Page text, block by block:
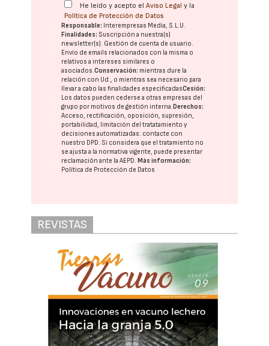
He leído y acepto elAviso Legal y la
Política de Protección de Datos
Responsable: Interempresas Media, S.L.U.
Finalidades: Suscripción a nuestra(s)
newsletter(s). Gestión de cuenta de usuario.
Envío de emails relacionados con la misma o
relativos a intereses similares o
asociados.Conservación: mientras dure la
relación con Ud., o mientras sea necesario para
llevar a cabo las finalidades especificadasCesión:
Los datos pueden cederse a otras empresas del
grupo por motivos de gestión interna.Derechos:
Acceso, rectificación, oposición, supresión,
portabilidad, limitación del tratatamiento y
decisiones automatizadas: contacte con
nuestro DPD. Si considera que el tratamiento no
se ajusta a la normativa vigente, puede presentar
reclamación ante laAEPD.Más información:
Política de Protección de Datos
REVISTAS